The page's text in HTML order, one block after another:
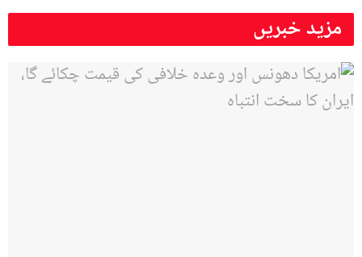
مزید خبریں